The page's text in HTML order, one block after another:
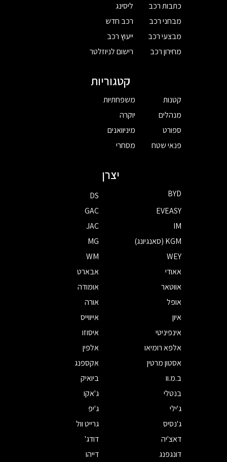
כתבות רכב
מבחני רכב
מבצעי רכב
מחירון רכב
ליסינג
רכב חדש
ייעוץ רכב
רישום לניוזלטר
קטגוריות
קטנות
מנהלים
ספורט
פנאי שטח
משפחתיות
יוקרה
מיניוואנים
מסחרי
יצרן
BYD
DS
EVEASY
GAC
IM
JAC
KGM (סאנגיונג)
MG
WEY
WM
אאודי
אבארט
אווטאר
אומודה
אופל
אורה
איון
אייווייס
אינפיניטי
איסוזו
אלפא רומיאו
אלפין
אסטון מרטין
אקספנג
ב.מ.וו
ביואיק
בנטלי
ג'אקו
ג'ילי
ג'יפ
ג'נסיס
גרייט וול
דאצ'יה
דודג'
דונגפנג
דייהו